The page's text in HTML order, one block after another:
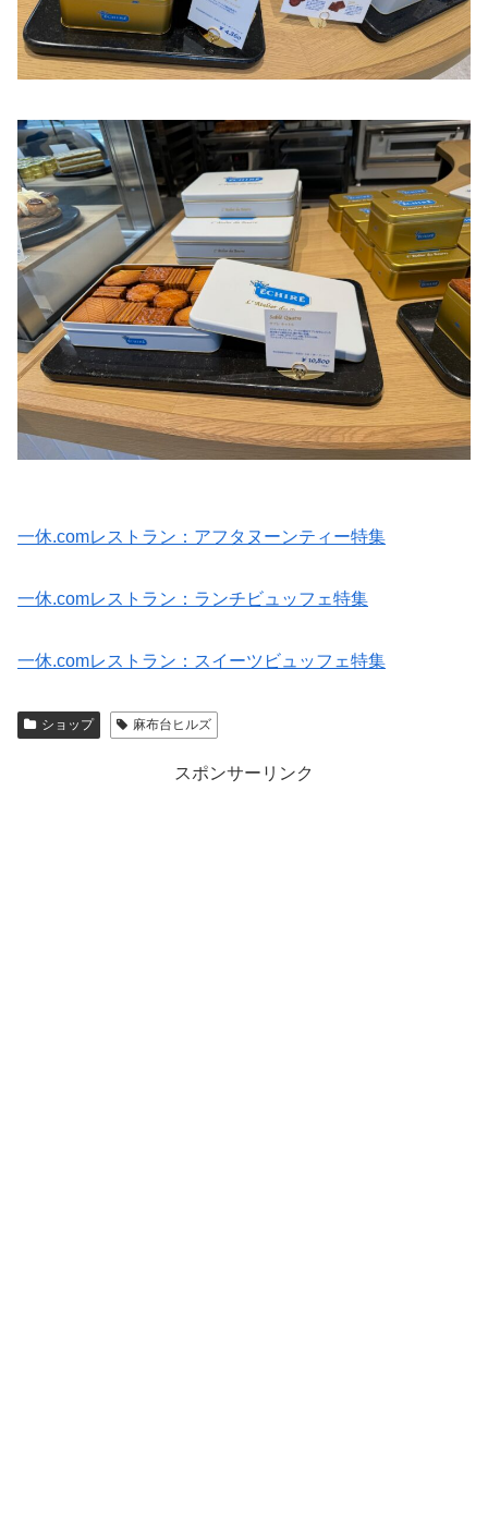
一休.comレストラン：アフタヌーンティー特集
一休.comレストラン：ランチビュッフェ特集
一休.comレストラン：スイーツビュッフェ特集
ショップ 麻布台ヒルズ
スポンサーリンク